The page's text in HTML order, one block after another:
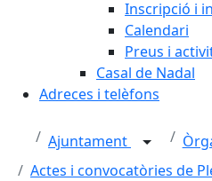
Inscripció i
Calendari
Preus i
Casal de Nadal
Adreces i telèfons
Ajuntament
Actes i convocatòries de